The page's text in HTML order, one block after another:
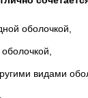
оболочкой,
видами